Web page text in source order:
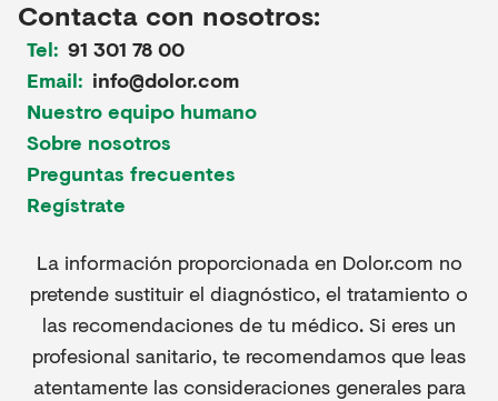
Contacta con nosotros:
Tel: 91 301 78 00
Email: info@dolor.com
Nuestro equipo humano
Sobre nosotros
Preguntas frecuentes
Regístrate
La información proporcionada en Dolor.com no
pretende sustituir el diagnóstico, el tratamiento o
las recomendaciones de tu médico. Si eres un
profesional sanitario, te recomendamos que leas
atentamente las consideraciones generales para